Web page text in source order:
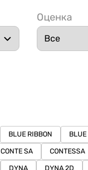
Оценка
BLUE RIBBON
CONTE SA CONTESSA
DYNA DYNA 2D